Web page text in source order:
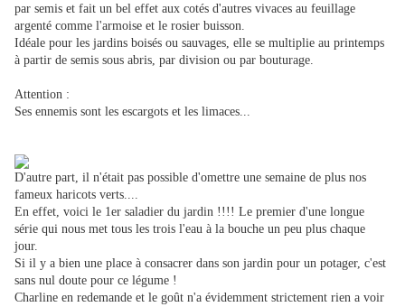
par semis et fait un bel effet aux cotés d'autres vivaces au feuillage
argenté comme l'armoise et le rosier buisson.
Idéale pour les jardins boisés ou sauvages, elle se multiplie au printemps
à partir de semis sous abris, par division ou par bouturage.
Attention :
Ses ennemis sont les escargots et les limaces...
D'autre part, il n'était pas possible d'omettre une semaine de plus nos
fameux haricots verts....
En effet, voici le 1er saladier du jardin !!!! Le premier d'une longue
série qui nous met tous les trois l'eau à la bouche un peu plus chaque
jour.
Si il y a bien une place à consacrer dans son jardin pour un potager, c'est
sans nul doute pour ce légume !
Charline en redemande et le goût n'a évidemment strictement rien a voir